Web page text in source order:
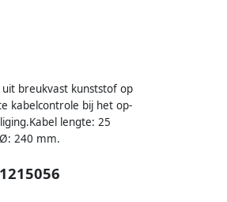
breukvast kunststof op
kabelcontrole bij het op-
lengte: 25
240 mm.